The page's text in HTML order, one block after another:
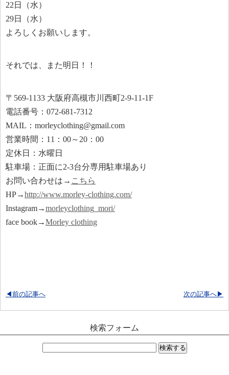
22日（水）
29日（水）
よろしくお願いします。
それでは、また明日！！
〒569-1133 大阪府高槻市川西町2-9-11-1F
電話番号：072-681-7312
MAIL：morleyclothing@gmail.com
営業時間：11：00～20：00
定休日：水曜日
駐車場：正面に2-3台分専用駐車場あり
お問い合わせは→ こちら
HP→http://www.morley-clothing.com/
Instagram→morleyclothing_mori/
face book→Morley clothing
次の記事へ▶
◀前の記事へ
検索フォーム